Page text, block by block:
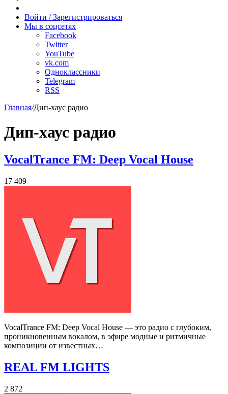
радио
Войти / Зарегистрироваться
Мы в соцсетях
Facebook
Twitter
YouTube
vk.com
Одноклассники
Telegram
RSS
Главная/Дип-хаус радио
Дип-хаус радио
VocalTrance FM: Deep Vocal House
17 409
VocalTrance FM: Deep Vocal House — это радио с глубоким,
проникновенным вокалом, в эфире модные и ритмичные
композиции от известных…
REAL FM LIGHTS
2 872